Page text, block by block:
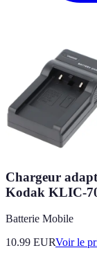
Chargeur
Kodak KLIC-
Batterie Mobile
10.99 EURVoir le